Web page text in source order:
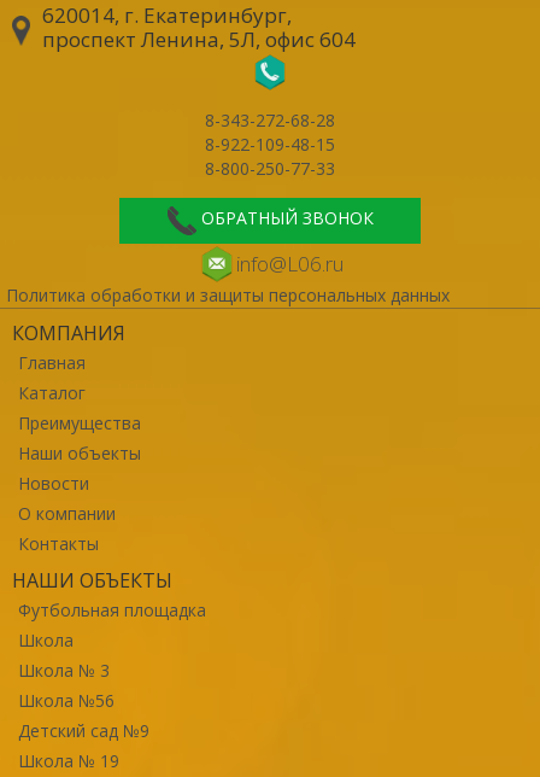
620014, г. Екатеринбург,
проспект Ленина, 5Л, офис 604
8-343-272-68-28
8-922-109-48-15
8-800-250-77-33
ОБРАТНЫЙ ЗВОНОК
info@L06.ru
Политика обработки и защиты персональных данных
КОМПАНИЯ
Главная
Каталог
Преимущества
Наши объекты
Новости
О компании
Контакты
НАШИ ОБЪЕКТЫ
Футбольная площадка
Школа
Школа № 3
Школа №56
Детский сад №9
Школа № 19